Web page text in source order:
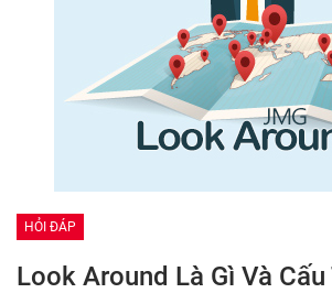
HỎI ĐÁP
Look Around Là Gì Và